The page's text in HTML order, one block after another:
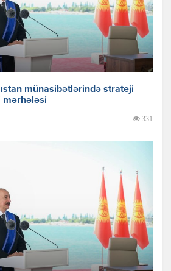
münasibətlərində strateji
mərhələsi
331